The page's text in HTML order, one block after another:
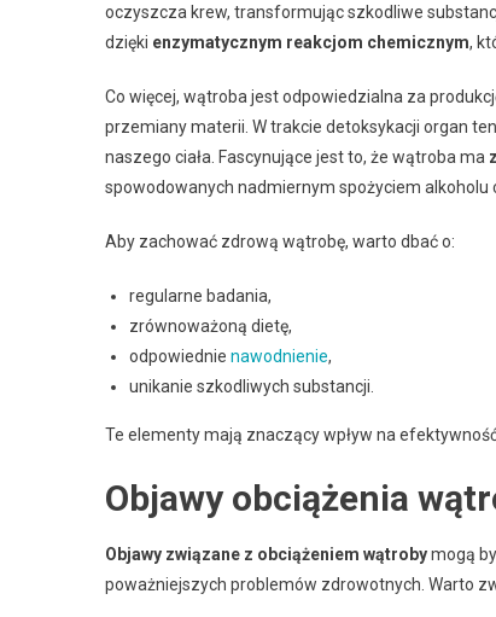
oczyszcza krew, transformując szkodliwe
dzięki enzymatycznym reakcjom chemicznym,
Co więcej, wątroba jest odpowiedzialna za
przemiany materii. W trakcie detoksykacji organ
naszego ciała. Fascynujące jest to, że wątroba ma
spowodowanych nadmiernym spożyciem alkoholu
Aby zachować zdrową wątrobę, warto dbać o:
regularne badania,
zrównoważoną dietę,
odpowiednie nawodnienie,
unikanie szkodliwych substancji.
Te elementy mają znaczący wpływ na
Objawy obciążenia
Objawy związane z obciążeniem wątrobymogą
poważniejszych problemów zdrowotnych. Warto